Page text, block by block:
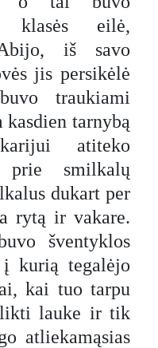
klasės eilė,
iš savo
jis persikėlė
traukiami
tarnybą
atiteko
prie smilkalų
dukart per
rytą ir vakare.
šventyklos
į kurią tegalėjo
kai tuo tarpu
likti lauke ir tik
atliekamąsias